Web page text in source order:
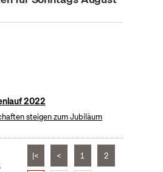
2022
steigen zum Jubiläum
|< < 1 2